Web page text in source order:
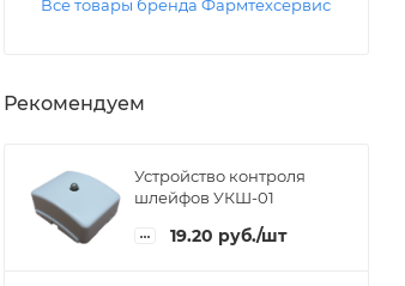
Все товары бренда Фармтехсервис
Рекомендуем
Устройство контроля
шлейфов УКШ-01
19.20 руб./шт